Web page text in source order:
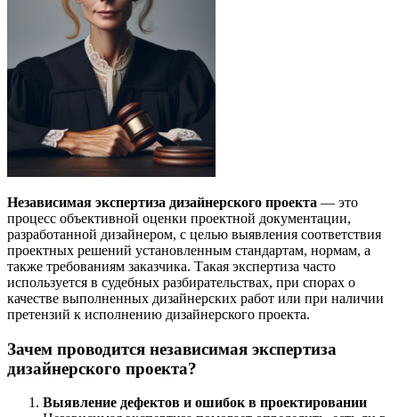
Независимая экспертиза дизайнерского проекта — это
процесс объективной оценки проектной документации,
разработанной дизайнером, с целью выявления соответствия
проектных решений установленным стандартам, нормам, а
также требованиям заказчика. Такая экспертиза часто
используется в судебных разбирательствах, при спорах о
качестве выполненных дизайнерских работ или при наличии
претензий к исполнению дизайнерского проекта.
Зачем проводится независимая экспертиза
дизайнерского проекта?
Выявление дефектов и ошибок в проектировании